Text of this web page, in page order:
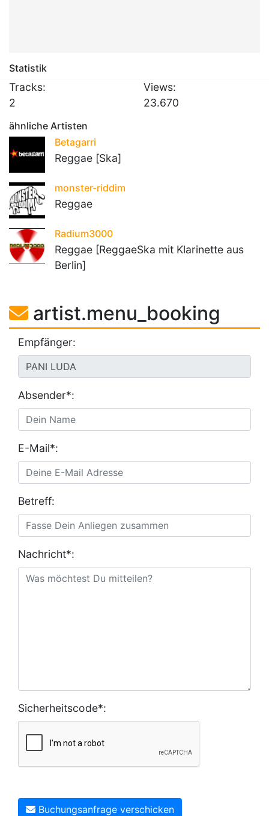
Statistik
Tracks:
2
Views:
23.670
ähnliche Artisten
Betagarri
Reggae [Ska]
monster-riddim
Reggae
Radium3000
Reggae [ReggaeSka mit Klarinette aus
Berlin]
artist.menu_booking
Empfänger:
Absender*:
E-Mail*:
Betreff:
Nachricht*:
Sicherheitscode*:
Buchungsanfrage verschicken